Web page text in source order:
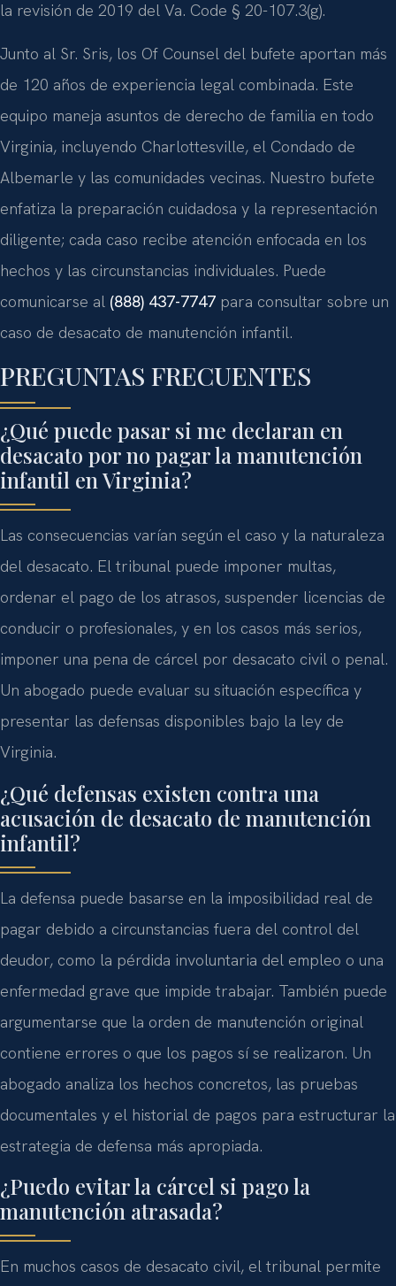
la revisión de 2019 del Va. Code § 20-107.3(g).
Junto al Sr. Sris, los Of Counsel del bufete aportan más
de 120 años de experiencia legal combinada. Este
equipo maneja asuntos de derecho de familia en todo
Virginia, incluyendo Charlottesville, el Condado de
Albemarle y las comunidades vecinas. Nuestro bufete
enfatiza la preparación cuidadosa y la representación
diligente; cada caso recibe atención enfocada en los
hechos y las circunstancias individuales. Puede
comunicarse al (888) 437-7747 para consultar sobre un
caso de desacato de manutención infantil.
PREGUNTAS FRECUENTES
¿Qué puede pasar si me declaran en
desacato por no pagar la manutención
infantil en Virginia?
Las consecuencias varían según el caso y la naturaleza
del desacato. El tribunal puede imponer multas,
ordenar el pago de los atrasos, suspender licencias de
conducir o profesionales, y en los casos más serios,
imponer una pena de cárcel por desacato civil o penal.
Un abogado puede evaluar su situación específica y
presentar las defensas disponibles bajo la ley de
Virginia.
¿Qué defensas existen contra una
acusación de desacato de manutención
infantil?
La defensa puede basarse en la imposibilidad real de
pagar debido a circunstancias fuera del control del
deudor, como la pérdida involuntaria del empleo o una
enfermedad grave que impide trabajar. También puede
argumentarse que la orden de manutención original
contiene errores o que los pagos sí se realizaron. Un
abogado analiza los hechos concretos, las pruebas
documentales y el historial de pagos para estructurar la
estrategia de defensa más apropiada.
¿Puedo evitar la cárcel si pago la
manutención atrasada?
En muchos casos de desacato civil, el tribunal permite